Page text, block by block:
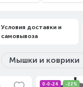
Условия доставки и
самовывоза
Мышки и коврики
0-0-24 -22%